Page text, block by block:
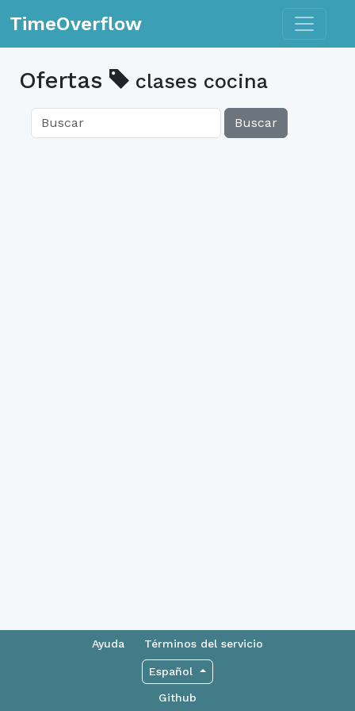
TimeOverflow Toggle
Ofertas clases cocina
Buscar
Ayuda Términos del servicio
Español
Github